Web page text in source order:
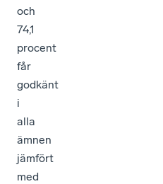
och
74,1
procent
får
godkänt
i
alla
ämnen
jämfört
med